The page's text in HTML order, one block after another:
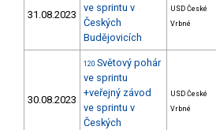
31.08.2023
ve sprintu v
Českých
Budějovicích
USD České
Vrbné
30.08.2023
120 Světový pohár
ve sprintu
+veřejný závod
ve sprintu v
Českých
USD České
Vrbné